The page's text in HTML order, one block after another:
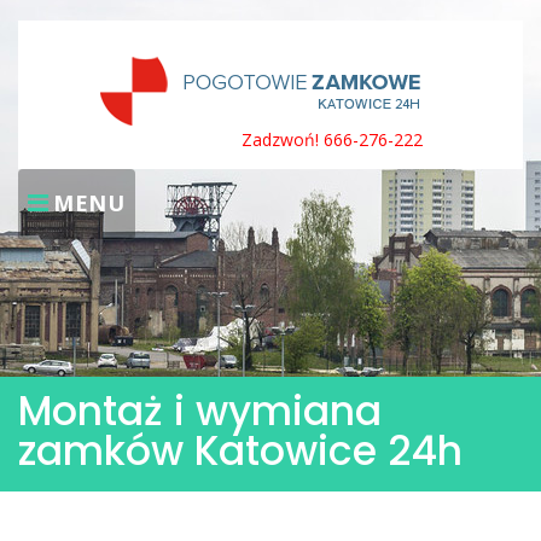
Zadzwoń! 666-276-222
MENU
Montaż i wymiana
zamków Katowice 24h